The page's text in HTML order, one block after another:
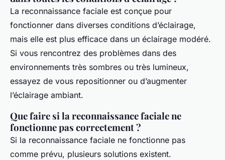
La reconnaissance faciale est conçue pour
fonctionner dans diverses conditions d’éclairage,
mais elle est plus efficace dans un éclairage modéré.
Si vous rencontrez des problèmes dans des
environnements très sombres ou très lumineux,
essayez de vous repositionner ou d’augmenter
l’éclairage ambiant.
Que faire si la reconnaissance faciale ne
fonctionne pas correctement ?
Si la reconnaissance faciale ne fonctionne pas
comme prévu, plusieurs solutions existent.